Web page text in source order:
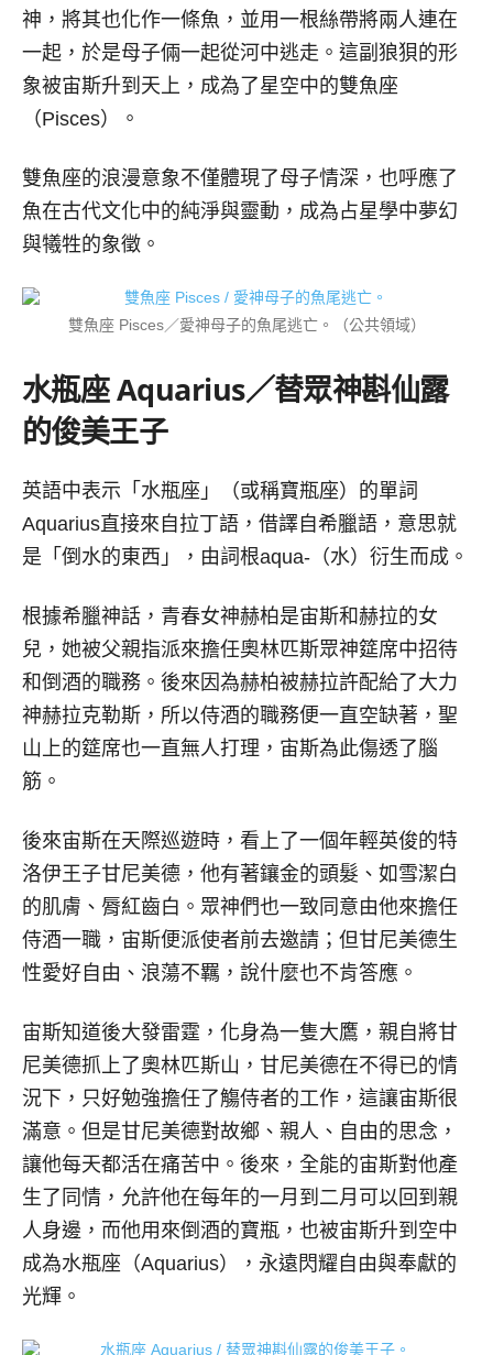
神，將其也化作一條魚，並用一根絲帶將兩人連在
一起，於是母子倆一起從河中逃走。這副狼狽的形
象被宙斯升到天上，成為了星空中的雙魚座
（Pisces）。
雙魚座的浪漫意象不僅體現了母子情深，也呼應了
魚在古代文化中的純淨與靈動，成為占星學中夢幻
與犧牲的象徵。
雙魚座 Pisces／愛神母子的魚尾逃亡。（公共領域）
水瓶座Aquarius／替眾神斟仙露
的俊美王子
英語中表示「水瓶座」（或稱寶瓶座）的單詞
Aquarius直接來自拉丁語，借譯自希臘語，意思就
是「倒水的東西」，由詞根aqua-（水）衍生而成。
根據希臘神話，青春女神赫柏是宙斯和赫拉的女
兒，她被父親指派來擔任奧林匹斯眾神筵席中招待
和倒酒的職務。後來因為赫柏被赫拉許配給了大力
神赫拉克勒斯，所以侍酒的職務便一直空缺著，聖
山上的筵席也一直無人打理，宙斯為此傷透了腦
筋。
後來宙斯在天際巡遊時，看上了一個年輕英俊的特
洛伊王子甘尼美德，他有著鑲金的頭髮、如雪潔白
的肌膚、脣紅齒白。眾神們也一致同意由他來擔任
侍酒一職，宙斯便派使者前去邀請；但甘尼美德生
性愛好自由、浪蕩不羈，說什麼也不肯答應。
宙斯知道後大發雷霆，化身為一隻大鷹，親自將甘
尼美德抓上了奧林匹斯山，甘尼美德在不得已的情
況下，只好勉強擔任了觴侍者的工作，這讓宙斯很
滿意。但是甘尼美德對故鄉、親人、自由的思念，
讓他每天都活在痛苦中。後來，全能的宙斯對他產
生了同情，允許他在每年的一月到二月可以回到親
人身邊，而他用來倒酒的寶瓶，也被宙斯升到空中
成為水瓶座（Aquarius），永遠閃耀自由與奉獻的
光輝。